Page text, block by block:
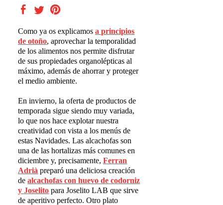
Como ya os explicamosa principios
de otoño, aprovechar la temporalidad
de los alimentos nos permite disfrutar
de sus propiedades organolépticas al
máximo, además de ahorrar y proteger
el medio ambiente.
En invierno, la oferta de productos de
temporada sigue siendo muy variada,
lo que nos hace explotar nuestra
creatividad con vista a los menús de
estas Navidades. Las alcachofas son
una de las hortalizas más comunes en
diciembre y, precisamente,Ferran
Adrià preparó una deliciosa creación
dealcachofas con huevo de codorniz
y Joselito para Joselito LAB que sirve
de aperitivo perfecto. Otro plato